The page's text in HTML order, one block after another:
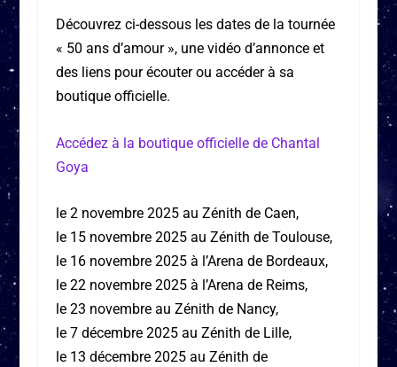
Découvrez ci-dessous les dates de la tournée
« 50 ans d’amour », une vidéo d’annonce et
des liens pour écouter ou accéder à sa
boutique officielle.
Accédez à la boutique officielle de Chantal
Goya
le 2 novembre 2025 au Zénith de Caen,
le 15 novembre 2025 au Zénith de Toulouse,
le 16 novembre 2025 à l’Arena de Bordeaux,
le 22 novembre 2025 à l’Arena de Reims,
le 23 novembre au Zénith de Nancy,
le 7 décembre 2025 au Zénith de Lille,
le 13 décembre 2025 au Zénith de